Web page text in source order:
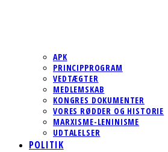
APK
PRINCIPPROGRAM
VEDTÆGTER
MEDLEMSKAB
KONGRES DOKUMENTER
VORES RØDDER OG HISTORIE
MARXISME-LENINISME
UDTALELSER
POLITIK